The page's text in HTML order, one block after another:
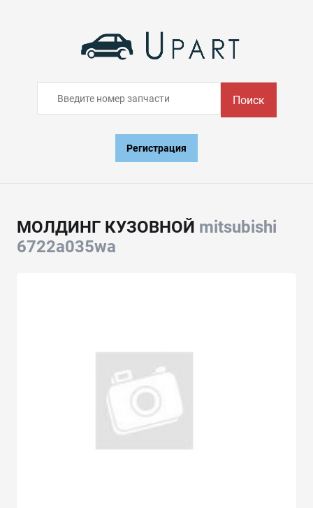
Поиск
Регистрация
МОЛДИНГ КУЗОВНОЙ mitsubishi
6722a035wa